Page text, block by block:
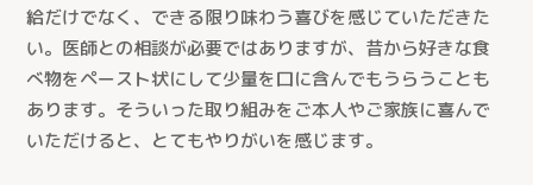
サービス紹介トップ
看護小規模多機能型居宅介護
小規模多機能型居宅介護
グループホーム
事業所を探す
事業所を探すトップ
ケアステーションうらしん（さいたま市）
採用情報
給だけでなく、できる限り味わう喜びを感じていただきた
い。医師との相談が必要ではありますが、昔から好きな食
べ物をペースト状にして少量を口に含んでもうらうことも
あります。そういった取り組みをご本人やご家族に喜んで
いただけると、とてもやりがいを感じます。